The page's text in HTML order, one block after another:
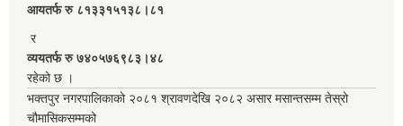
आयतर्फ रु‌ ८१३३१५१३८।८१
र
व्ययतर्फ रु ७४०५७६९८३।४८
रहेको छ ।
भक्तपुर नगरपालिकाको २०८१ श्रावणदेखि २०८२ असार मसान्तसम्म तेस्रो
चौमासिकसम्मको